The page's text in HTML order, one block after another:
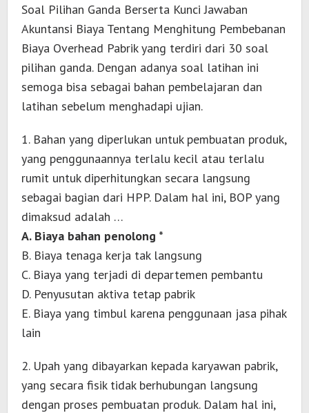
Soal Pilihan Ganda Berserta Kunci Jawaban
Akuntansi Biaya Tentang Menghitung Pembebanan
Biaya Overhead Pabrik yang terdiri dari 30 soal
pilihan ganda. Dengan adanya soal latihan ini
semoga bisa sebagai bahan pembelajaran dan
latihan sebelum menghadapi ujian.
1. Bahan yang diperlukan untuk pembuatan produk,
yang penggunaannya terlalu kecil atau terlalu
rumit untuk diperhitungkan secara langsung
sebagai bagian dari HPP. Dalam hal ini, BOP yang
dimaksud adalah …
A. Biaya bahan penolong *
B. Biaya tenaga kerja tak langsung
C. Biaya yang terjadi di departemen pembantu
D. Penyusutan aktiva tetap pabrik
E. Biaya yang timbul karena penggunaan jasa pihak
lain
2. Upah yang dibayarkan kepada karyawan pabrik,
yang secara fisik tidak berhubungan langsung
dengan proses pembuatan produk. Dalam hal ini,